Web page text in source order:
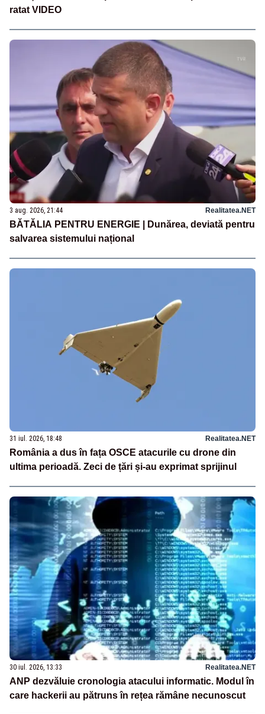
ratat VIDEO
3 aug. 2026, 21:44 Realitatea.NET
BĂTĂLIA PENTRU ENERGIE | Dunărea, deviată pentru
salvarea sistemului național
31 iul. 2026, 18:48 Realitatea.NET
România a dus în fața OSCE atacurile cu drone din
ultima perioadă. Zeci de țări și-au exprimat sprijinul
30 iul. 2026, 13:33 Realitatea.NET
ANP dezvăluie cronologia atacului informatic. Modul în
care hackerii au pătruns în rețea rămâne necunoscut